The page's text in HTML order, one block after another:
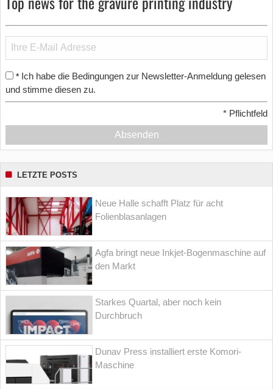
* Ich habe die Bedingungen zur Newsletter-Anmeldung gelesen
und stimme diesen zu.
* Pflichtfeld
Absenden
LETZTE POSTS
Neue Halle schafft Platz für acht
Folienblasanlagen
Agfa bringt neue Inkjet-Bogenmaschine auf
den Markt
Starkes Quartal, aber noch kein
Durchbruch
Dunav Press installiert erste Komori-
Maschine